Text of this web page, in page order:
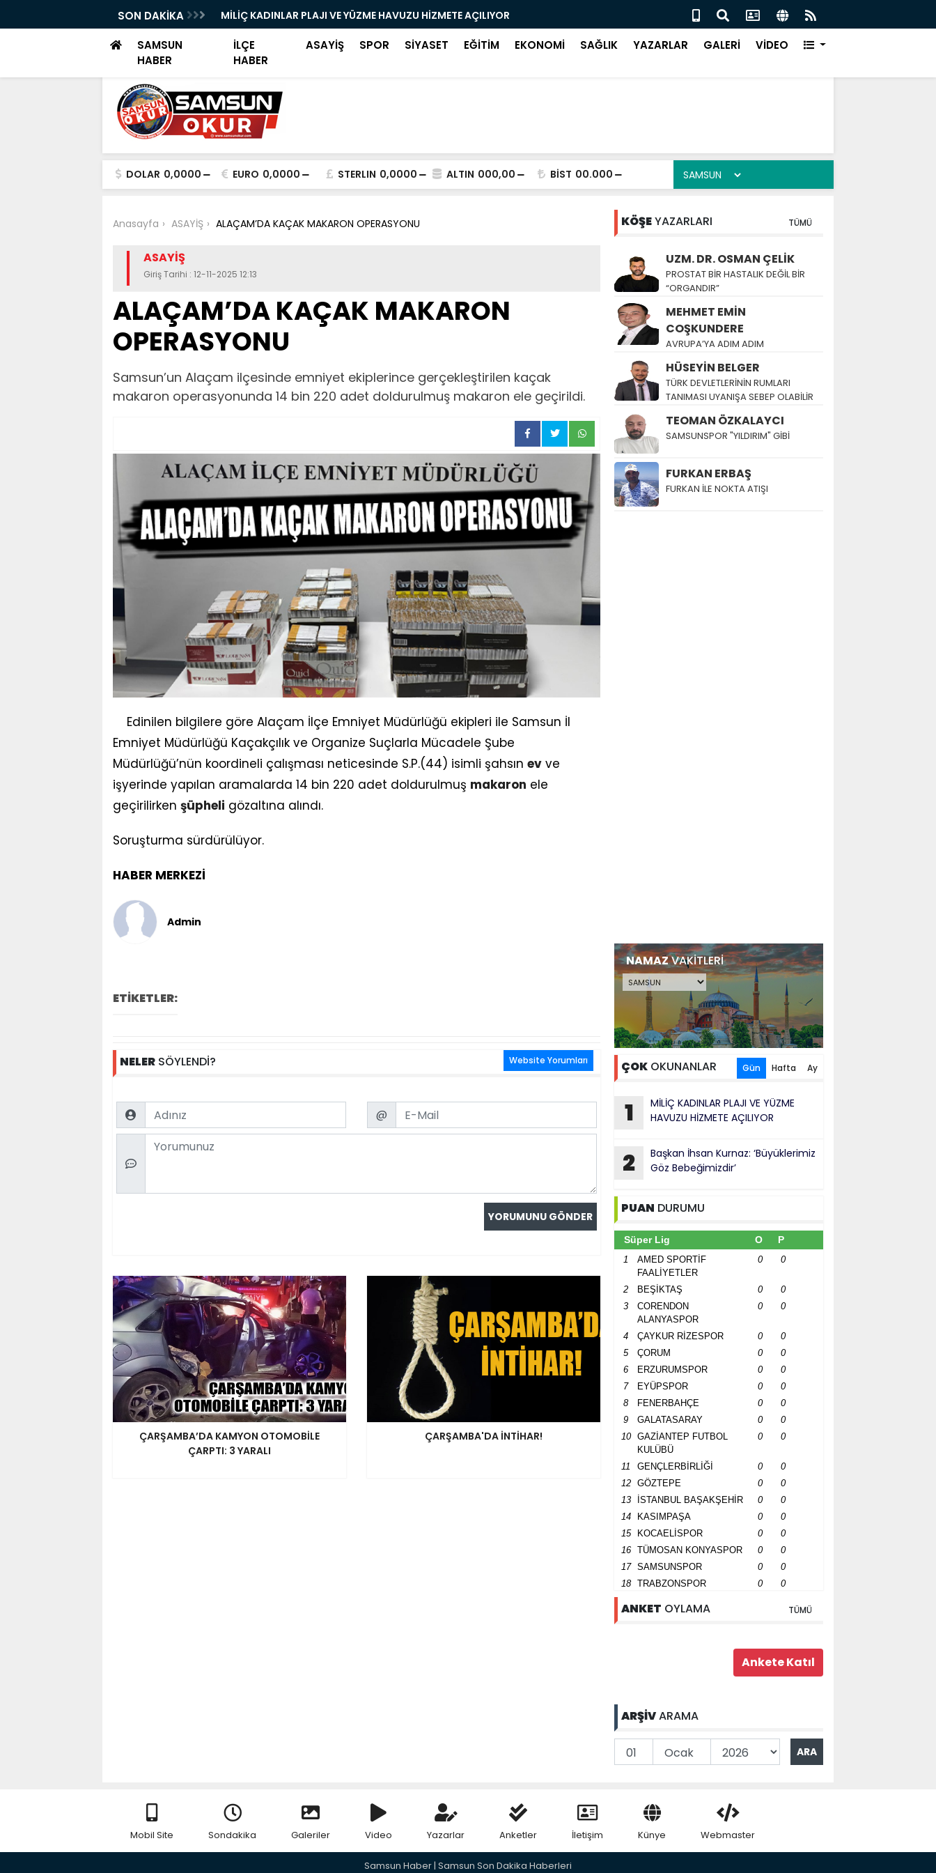
SON DAKİKA
Göz Bebeğimizdir’ MİLİÇ KADINLAR PLAJI VE YÜZME HAVUZU HİZMETE AÇILIYOR "ÇİFTÇİMİZİN EMEĞİ YİNE YOK SAYILDI!"
SAMSUN
HABER
İLÇE
HABER
ASAYİŞ SPOR SİYASET EĞİTİM EKONOMİ SAĞLIK YAZARLAR GALERİ VİDEO
DOLAR 0,0000 EURO 0,0000 STERLIN 0,0000 ALTIN 000,00 BİST 00.000
Anasayfa ASAYİŞ ALAÇAM’DA KAÇAK MAKARON OPERASYONU
ASAYİŞ
Giriş Tarihi : 12-11-2025 12:13
ALAÇAM’DA KAÇAK MAKARON
OPERASYONU
Samsun’un Alaçam ilçesinde emniyet ekiplerince gerçekleştirilen kaçak
makaron operasyonunda 14 bin 220 adet doldurulmuş makaron ele geçirildi.
Edinilen bilgilere göre Alaçam İlçe Emniyet Müdürlüğü ekipleri ile Samsun İl
Emniyet Müdürlüğü Kaçakçılık ve Organize Suçlarla Mücadele Şube
Müdürlüğü’nün koordineli çalışması neticesinde S.P.(44) isimli şahsın ev ve
işyerinde yapılan aramalarda 14 bin 220 adet doldurulmuş makaron ele
geçirilirken şüpheli gözaltına alındı.
Soruşturma sürdürülüyor.
HABER MERKEZİ
Admin
ETİKETLER:
NELER SÖYLENDİ? Website Yorumları
Name Email
@
Comment
ÇARŞAMBA’DA KAMYON OTOMOBİLE
ÇARPTI: 3 YARALI
ÇARŞAMBA'DA İNTİHAR!
KÖŞEYAZARLARI TÜMÜ
UZM. DR. OSMAN ÇELİK
PROSTAT BİR HASTALIK DEĞİL BİR
“ORGANDIR”
MEHMET EMİN
COŞKUNDERE
AVRUPA’YA ADIM ADIM
HÜSEYİN BELGER
TÜRK DEVLETLERİNİN RUMLARI
TANIMASI UYANIŞA SEBEP OLABİLİR
TEOMAN ÖZKALAYCI
SAMSUNSPOR "YILDIRIM" GİBİ
FURKAN ERBAŞ
FURKAN İLE NOKTA ATIŞI
NAMAZVAKİTLERİ
ÇOK OKUNANLAR Gün Hafta Ay
1
MİLİÇ KADINLAR PLAJI VE YÜZME
HAVUZU HİZMETE AÇILIYOR
2
Başkan İhsan Kurnaz: ‘Büyüklerimiz
Göz Bebeğimizdir’
PUAN DURUMU
Süper Lig O P
1
AMED SPORTİF
FAALİYETLER
0 0
2 BEŞİKTAŞ 0
0
3
CORENDON
ALANYASPOR
0 0
4 ÇAYKUR RİZESPOR 0
0
5
ÇORUM 0
0
6
ERZURUMSPOR 0
0
7
EYÜPSPOR 0
0
8
FENERBAHÇE 0
0
9
GALATASARAY 0
0
10
GAZİANTEP FUTBOL
KULÜBÜ
0 0
11 GENÇLERBİRLİĞİ 0
0
12
GÖZTEPE 0
0
13
İSTANBUL BAŞAKŞEHİR 0
0
14
KASIMPAŞA 0
0
15
KOCAELİSPOR 0
0
16
TÜMOSAN KONYASPOR 0
0
17
SAMSUNSPOR 0
0
18
TRABZONSPOR 0 0
ANKET OYLAMA TÜMÜ
ARŞİVARAMA
Mobil Site Sondakika Galeriler Video Yazarlar Anketler İletişim Künye Webmaster
Samsun Haber | Samsun Son Dakika Haberleri